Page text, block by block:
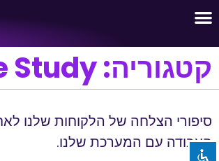
visibility_off
צבע רקע
קטגוריה: Case Study
סיפורי הצלחה של הלקוחות שלנו
העבודה עם המערכת שלנו.